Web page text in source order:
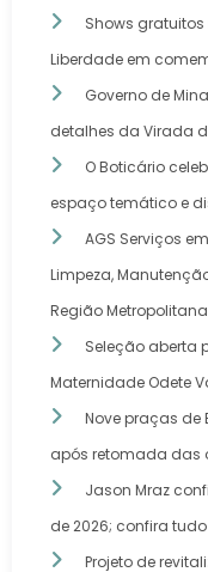
Shows
Liberdade em
Governo de
detalhes da Virada
O Boticário
espaço temático e
AGS Serviços
Limpeza,
Região Metropolitana
Seleção aberta
Maternidade Odete
Nove praças de
após retomada das
Jason Mraz
de 2026; confira
Projeto de